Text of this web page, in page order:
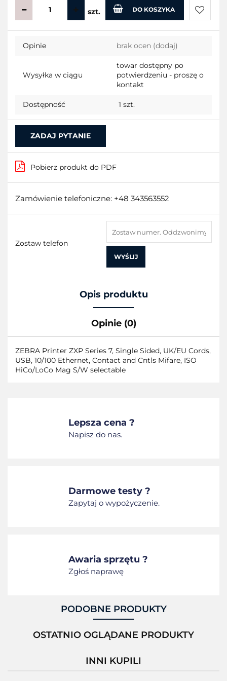
szt. DO KOSZYKA
Do
Opinie brak ocen (dodaj)
Wysyłka w ciągu
towar dostępny po
potwierdzeniu - proszę o
kontakt
Dostępność 1 szt.
ZADAJ PYTANIE
Pobierz produkt do PDF
Zamówienie telefoniczne: +48 343563552
Zostaw telefon
WYŚLIJ
Opis produktu
Opinie (0)
ZEBRA Printer ZXP Series 7, Single Sided, UK/EU Cords,
USB, 10/100 Ethernet, Contact and Cntls Mifare, ISO
HiCo/LoCo Mag S/W selectable
Lepsza cena ?
Napisz do nas.
Darmowe testy ?
Zapytaj o wypożyczenie.
Awaria sprzętu ?
Zgłoś naprawę
PODOBNE PRODUKTY
OSTATNIO OGLĄDANE PRODUKTY
INNI KUPILI